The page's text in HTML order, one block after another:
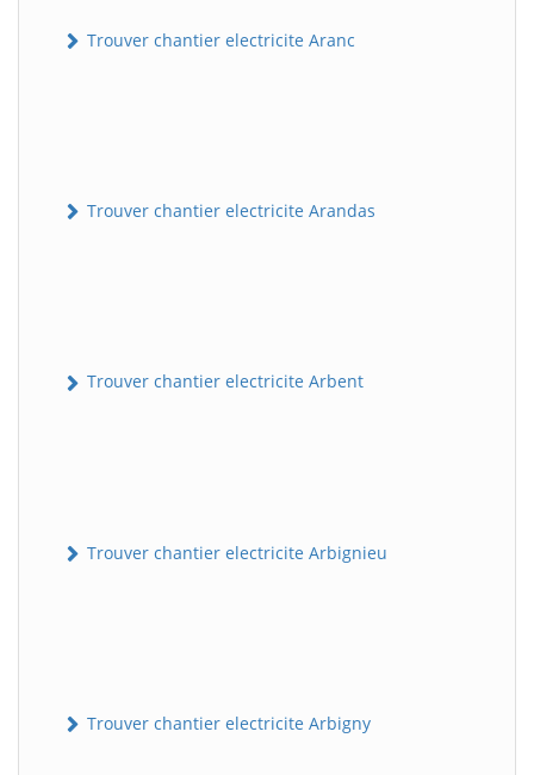
Trouver chantier electricite Aranc
Trouver chantier electricite Arandas
Trouver chantier electricite Arbent
Trouver chantier electricite Arbignieu
Trouver chantier electricite Arbigny